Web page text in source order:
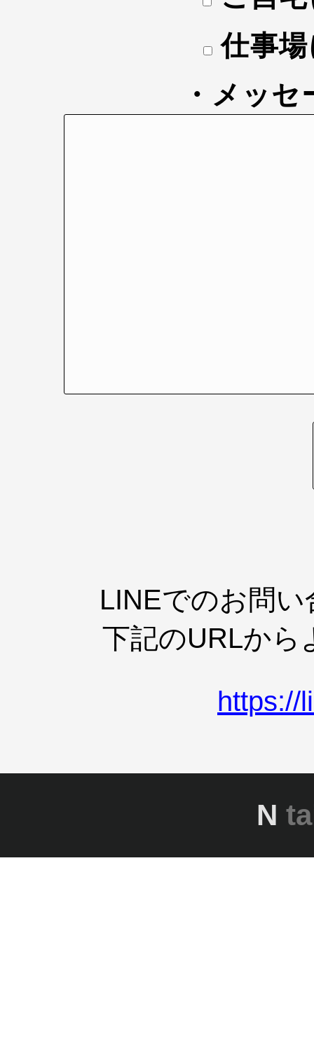
仕事
・メッ
LINEでのお問
下記のURLから
https://
N